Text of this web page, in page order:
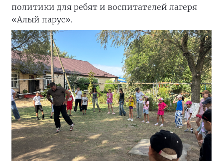
политики для ребят и воспитателей лагеря
«Алый парус».